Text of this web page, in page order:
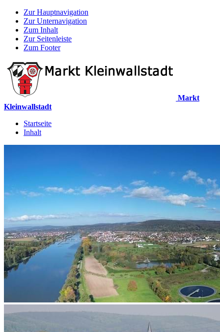
Zur Hauptnavigation
Zur Unternavigation
Zum Inhalt
Zur Seitenleiste
Zum Footer
Markt
Kleinwallstadt
Startseite
Inhalt